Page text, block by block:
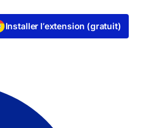
Installer l’extension (gratuit)